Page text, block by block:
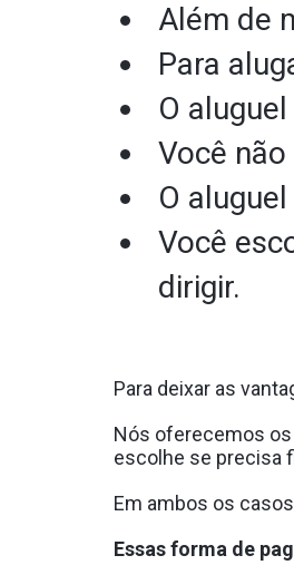
Além de
Para
O
Você
O
Você
dirigir.
Para deixar as
Nós oferecemos
escolhe se precisa
Em ambos os
Essas forma de